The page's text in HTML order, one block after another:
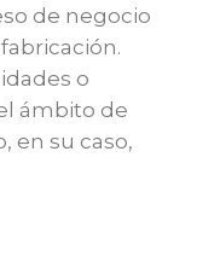
de negocio
o
ámbito de
en su caso,